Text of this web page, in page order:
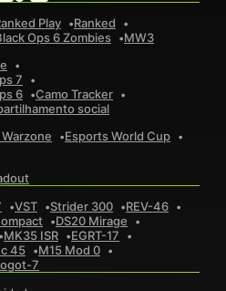
Play
Ranked
Ops 6 Zombies MW3
7
6
Camo Tracker
social
Esports World Cup
VST Strider 300
REV-46
DS20 Mirage
MK35 ISR
EGRT-17
45
M15 Mod 0
7